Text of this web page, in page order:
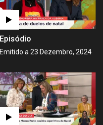
Episódio
Emitido a 23 Dezembro, 2024